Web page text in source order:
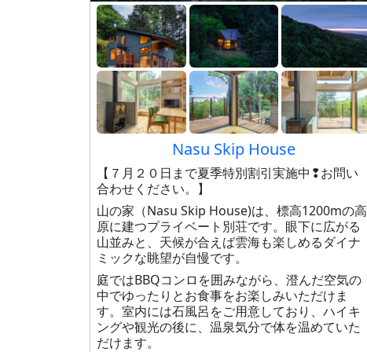
Nasu Skip House
【７月２０日まで夏季特別割引実施中❢お問い
合わせください。】
山の家（Nasu Skip House)は、標高1200mの高
原に建つプライベート別荘です。眼下に広がる
山並みと、天候が合えば雲海も楽しめるダイナ
ミックな眺望が自慢です。
庭ではBBQコンロを囲みながら、澄んだ空気の
中でゆったりとお食事をお楽しみいただけま
す。室内には石風呂をご用意しており、ハイキ
ングや観光の後に、温泉気分で体を温めていた
だけます。